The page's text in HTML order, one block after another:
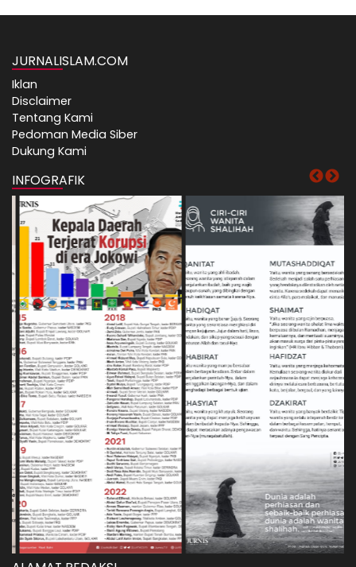
JURNALISLAM.COM
Iklan
Disclaimer
Tentang Kami
Pedoman Media Siber
Dukung Kami
INFOGRAFIK